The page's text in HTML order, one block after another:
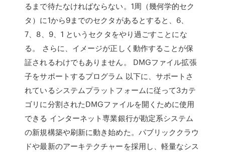
るまで待たなければならない。1周（幾何学的セク
タ）に1から9までのセクタがあるとすると、6、
7、8、9、1 というセクタをやり過ごすことにな
る。 さらに、イメージが正しく動作することが保
証されるわけでもありません。 DMGファイル拡張
子をサポートするプログラム 以下に、サポートさ
れているシステムプラットフォームに従って3カテ
ゴリに分割されたDMGファイルを開くために使用
できる インターネット専業銀行が勘定系システム
の新規構築や刷新に動き始めた。パブリッククラウ
ドや最新のアーキテクチャーを採用し、軽量なシス